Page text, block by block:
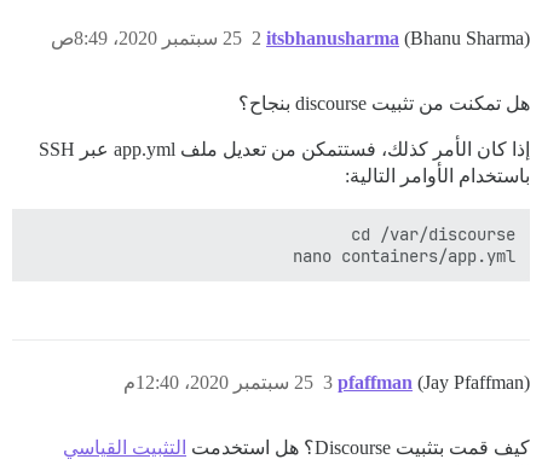
itsbhanusharma (Bhanu Sharma) 25 سبتمبر 2020، 8:49ص 2
هل تمكنت من تثبيت discourse بنجاح؟
إذا كان الأمر كذلك، فستتمكن من تعديل ملف app.yml عبر SSH
باستخدام الأوامر التالية:
nano containers/app.yml
pfaffman (Jay Pfaffman) 25 سبتمبر 2020، 12:40م 3
كيف قمت بتثبيت Discourse؟ هل استخدمت
التثبيت القياسي